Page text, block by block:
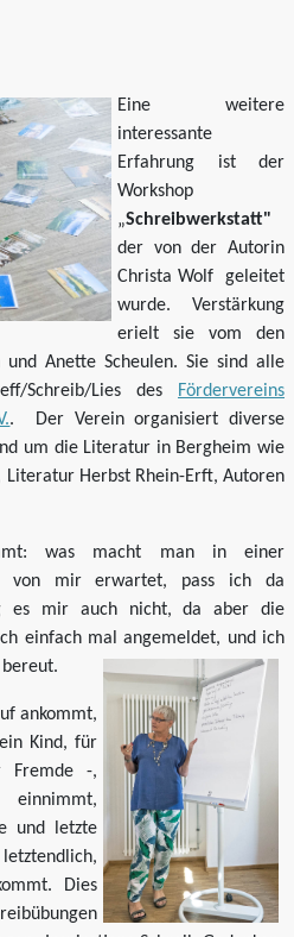
Eine weitere
interessante
Erfahrung ist der
Workshop
„Schreibwerkstatt"
der von der Autorin
Christa Wolf geleitet
wurde. Verstärkung
erielt sie vom den
Anette Scheulen. Sie sind alle
Schreib/Lies des
Fördervereins
. Der Verein organisiert diverse
um die Literatur in Bergheim wie
Literatur Herbst Rhein-Erft, Autoren
was macht man in einer
von mir erwartet, pass ich da
es mir auch nicht, da aber die
einfach mal angemeldet, und ich
bereut.
ankommt,
Kind, für
Fremde -,
einnimmt,
und letzte
Dies